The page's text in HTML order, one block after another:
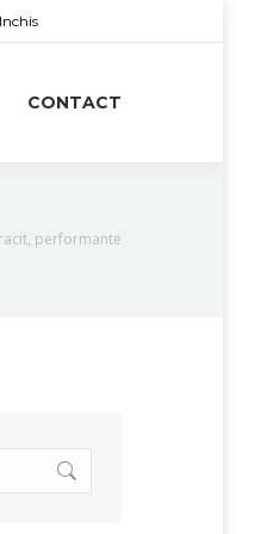
CONTACT
performante